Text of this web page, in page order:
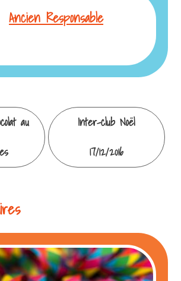
Ancien Responsable
au
Inter-club Noël
17/12/2016